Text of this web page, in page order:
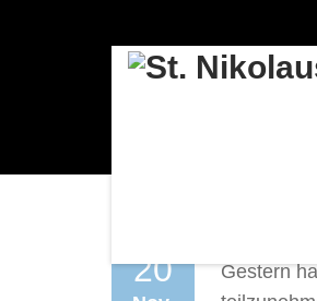
20
Gestern